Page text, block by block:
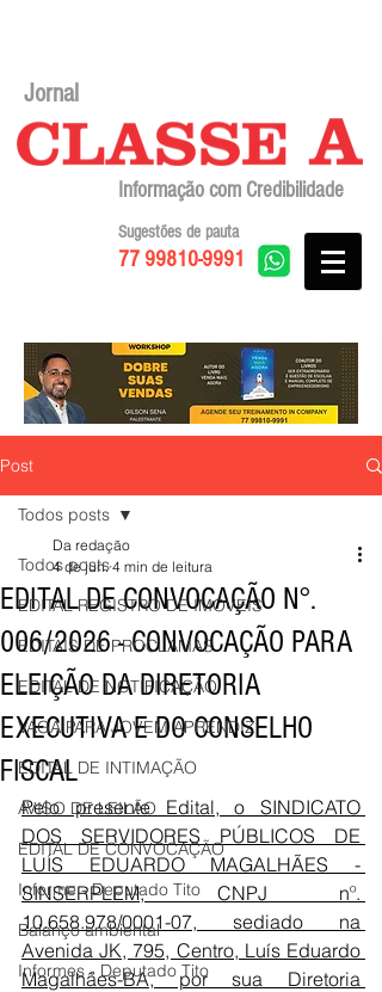
Jornal
Informação com Credibilidade
77 99810-9991
Sugestões de pauta
Post
Todos posts
EDITAL REGISTRO DE IMÓVEIS
EDITAIS DE PROCLAMAS
EDITAL DE NOTIFICAÇÃO
VAGA PARA JOVEM APRENDIZ
EDITAL DE INTIMAÇÃO
AVISO DE LEILÃO
EDITAL DE CONVOCAÇÃO
Informe - Deputado Tito
Balanço ambiental
Informes - Deputado Tito
Todos posts
EDITAL DE CONVOCAÇÃO N°.
006/2026 - CONVOCAÇÃO PARA
ELEIÇÃO DA DIRETORIA
EXECUTIVA E DO CONSELHO
FISCAL
Da redação
4 de jun. 4 min de leitura
Pelo presente Edital, o SINDICATO
DOS SERVIDORES PÚBLICOS DE
LUÍS EDUARDO MAGALHÃES -
SINSERPLEM, CNPJ nº.
10.658.978/0001-07, sediado na
Avenida JK, 795, Centro, Luís Eduardo
Magalhães-BA, por sua Diretoria